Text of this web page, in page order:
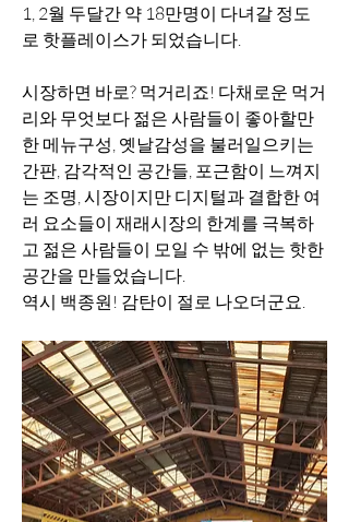
1, 2월 두달간 약 18만명이 다녀갈 정도
로 핫플레이스가 되었습니다.
시장하면 바로? 먹거리죠! 다채로운 먹거
리와 무엇보다 젊은 사람들이 좋아할만
한 메뉴구성, 옛날감성을 불러일으키는
간판, 감각적인 공간들, 포근함이 느껴지
는 조명, 시장이지만 디지털과 결합한 여
러 요소들이 재래시장의 한계를 극복하
고 젊은 사람들이 모일 수 밖에 없는 핫한
공간을 만들었습니다.
역시 백종원! 감탄이 절로 나오더군요.